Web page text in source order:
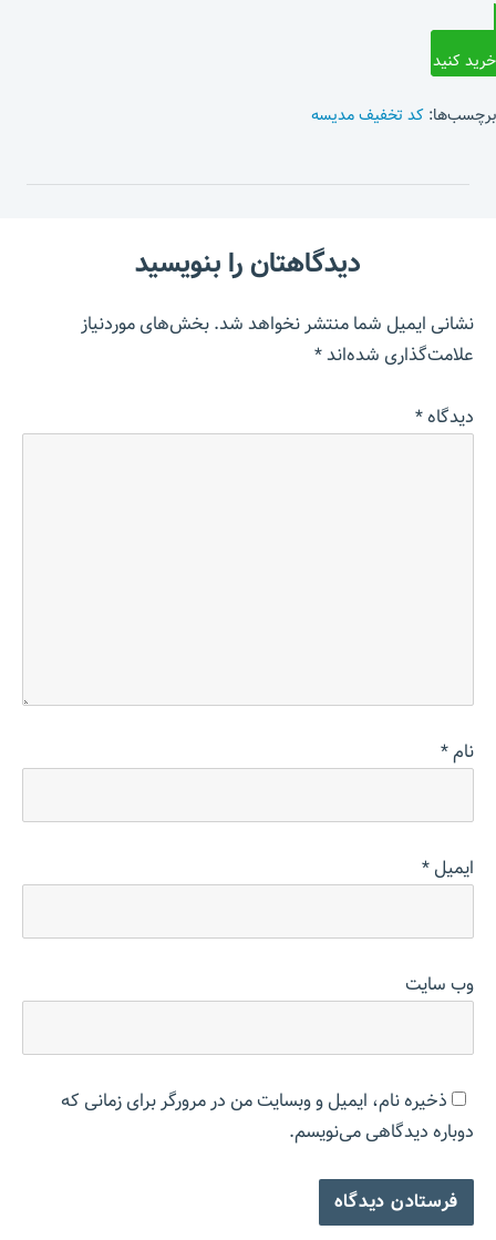
خرید کنید
برچسب‌ها: کد تخفیف مدیسه
دیدگاهتان را بنویسید
نشانی ایمیل شما منتشر نخواهد شد.بخش‌های موردنیاز
علامت‌گذاری شده‌اند*
دیدگاه*
نام*
ایمیل*
وب‌ سایت
ذخیره نام، ایمیل و وبسایت من در مرورگر برای زمانی که
دوباره دیدگاهی می‌نویسم.